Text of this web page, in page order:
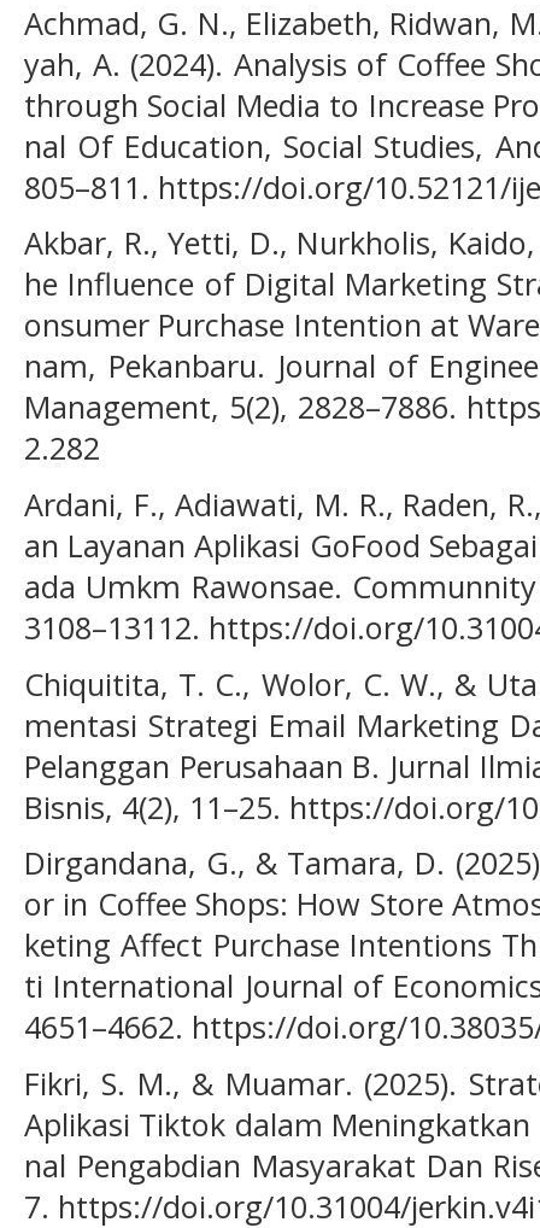
Achmad, G. N., Elizabeth, Ridwan,
yah, A. (2024). Analysis of Coffee
through Social Media to Increase
nal Of Education, Social Studies,
805–811. https://doi.org/10.52121/
Akbar, R., Yetti, D., Nurkholis,
he Influence of Digital Marketing
onsumer Purchase Intention at
nam, Pekanbaru. Journal of
Management, 5(2), 2828–7886.
2.282
Ardani, F., Adiawati, M. R., Raden,
an Layanan Aplikasi GoFood
ada Umkm Rawonsae.
3108–13112. https://doi.org/
Chiquitita, T. C., Wolor, C. W., &
mentasi Strategi Email Marketing
Pelanggan Perusahaan B. Jurnal
Bisnis, 4(2), 11–25. https://doi.org/
Dirgandana, G., & Tamara, D.
or in Coffee Shops: How Store
keting Affect Purchase Intentions
ti International Journal of
4651–4662. https://doi.org/
Fikri, S. M., & Muamar. (2025).
Aplikasi Tiktok dalam Meningkatkan
nal Pengabdian Masyarakat Dan
7. https://doi.org/10.31004/